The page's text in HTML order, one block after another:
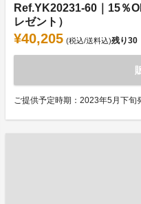
Ref.YK20231-60｜15％
レゼント）
¥40,205 (税込/送料込)残り30
ご提供予定時期：2023年5月下旬